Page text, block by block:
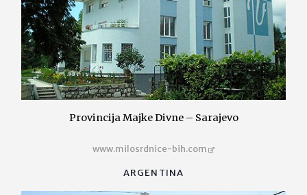
Provincija Majke Divne – Sarajevo
www.milosrdnice-bih.com
ARGENTINA